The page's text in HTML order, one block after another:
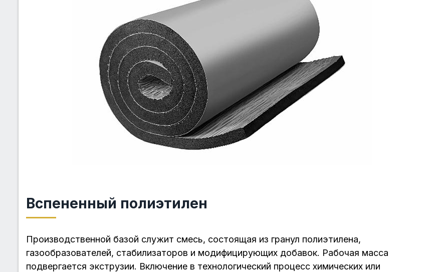
Вспененный полиэтилен
Производственной базой служит смесь, состоящая из гранул полиэтилена,
газообразователей, стабилизаторов и модифицирующих добавок. Рабочая масса
подвергается экструзии. Включение в технологический процесс химических или